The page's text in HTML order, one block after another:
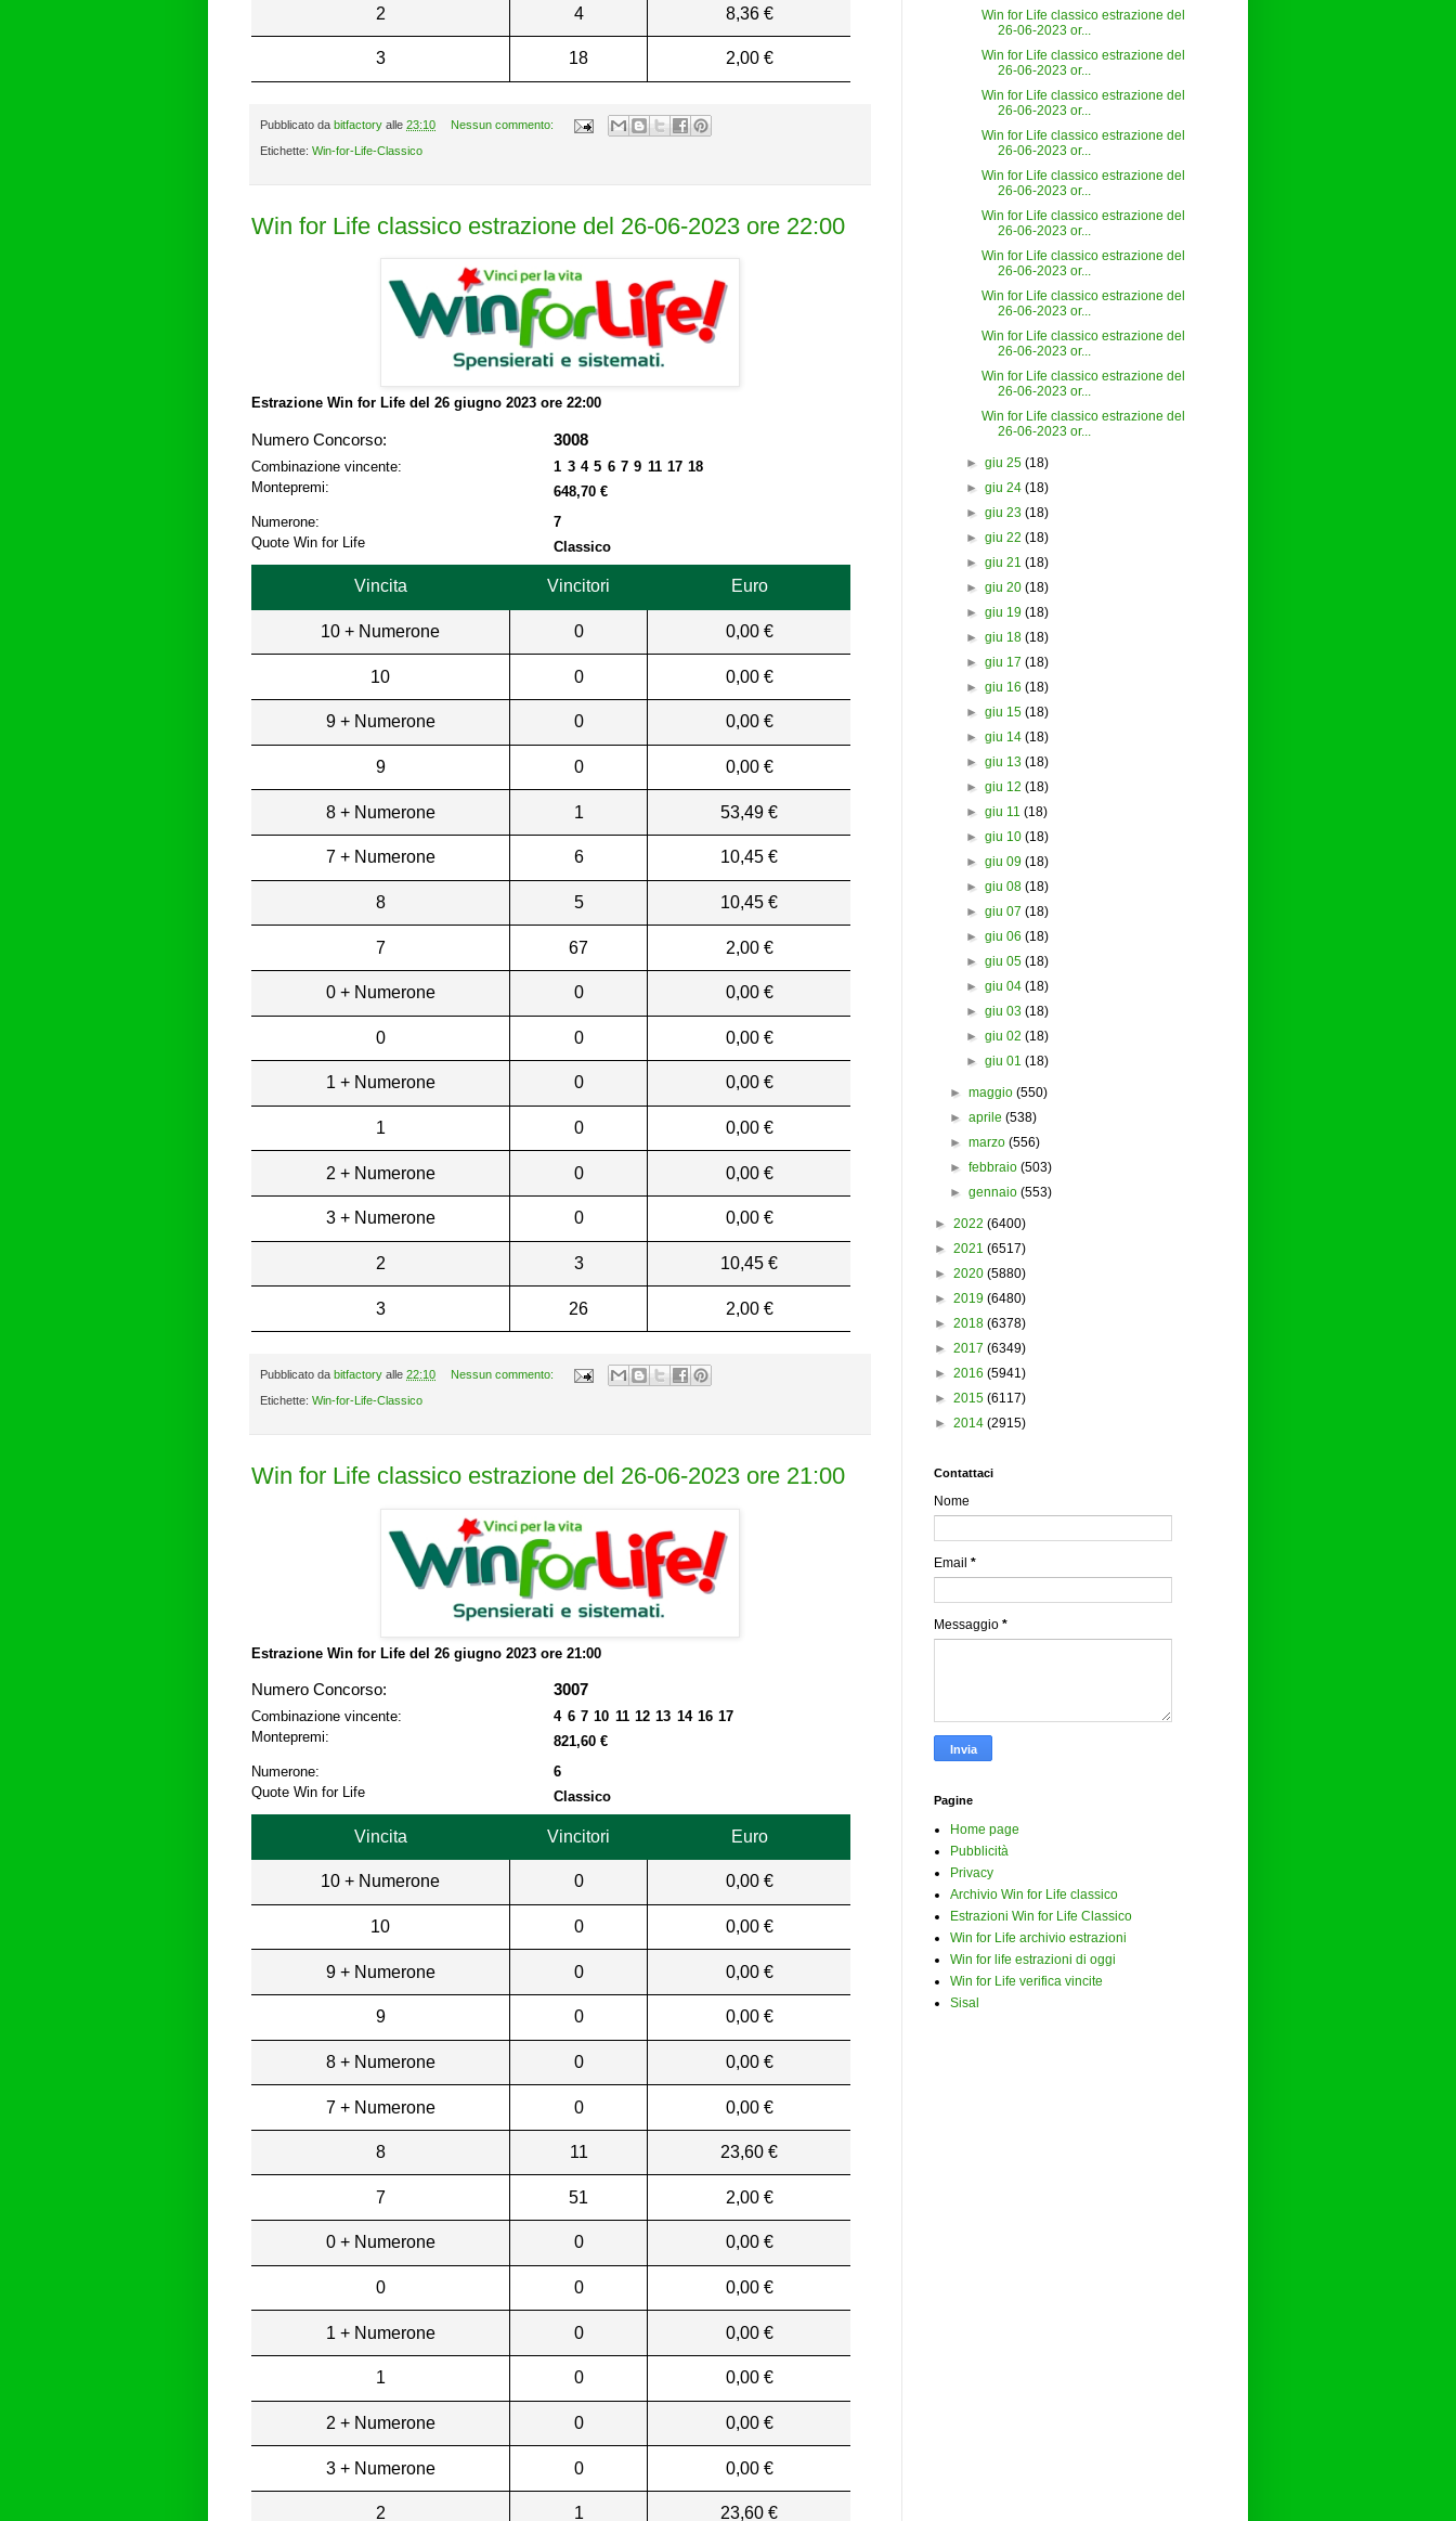
2 4 8,36 €
3 18 2,00 €
Pubblicato da bitfactory alle 23:10 Nessun commento:
Etichette: Win-for-Life-Classico
Win for Life classico estrazione del 26-06-2023 ore 22:00
Estrazione Win for Life del 26 giugno 2023 ore 22:00
Numero Concorso: 3008
Combinazione vincente:
1 3 4 5 6 7 9 11 17 18
Montepremi:
648,70 €
Numerone:
7
Quote Win for Life
Classico
Vincita Vincitori Euro
10 + Numerone 0 0,00 €
10 0 0,00 €
9 + Numerone 0 0,00 €
9 0 0,00 €
8 + Numerone 1 53,49 €
7 + Numerone 6 10,45 €
8 5 10,45 €
7 67 2,00 €
0 + Numerone 0 0,00 €
0 0 0,00 €
1 + Numerone 0 0,00 €
1 0 0,00 €
2 + Numerone 0 0,00 €
3 + Numerone 0 0,00 €
2 3 10,45 €
3 26 2,00 €
Pubblicato da bitfactory alle 22:10 Nessun commento:
Etichette: Win-for-Life-Classico
Win for Life classico estrazione del 26-06-2023 ore 21:00
Estrazione Win for Life del 26 giugno 2023 ore 21:00
Numero Concorso: 3007
Combinazione vincente:
4 6 7 10 11 12 13 14 16 17
Montepremi:
821,60 €
Numerone:
6
Quote Win for Life
Classico
Vincita Vincitori Euro
10 + Numerone 0 0,00 €
10 0 0,00 €
9 + Numerone 0 0,00 €
9 0 0,00 €
8 + Numerone 0 0,00 €
7 + Numerone 0 0,00 €
8 11 23,60 €
7 51 2,00 €
0 + Numerone 0 0,00 €
0 0 0,00 €
1 + Numerone 0 0,00 €
1 0 0,00 €
2 + Numerone 0 0,00 €
3 + Numerone 0 0,00 €
2 1 23,60 €
Win for Life classico estrazione del
26-06-2023 or...
Win for Life classico estrazione del
26-06-2023 or...
Win for Life classico estrazione del
26-06-2023 or...
Win for Life classico estrazione del
26-06-2023 or...
Win for Life classico estrazione del
26-06-2023 or...
Win for Life classico estrazione del
26-06-2023 or...
Win for Life classico estrazione del
26-06-2023 or...
Win for Life classico estrazione del
26-06-2023 or...
Win for Life classico estrazione del
26-06-2023 or...
Win for Life classico estrazione del
26-06-2023 or...
Win for Life classico estrazione del
26-06-2023 or...
► giu 25 (18)
► giu 24 (18)
► giu 23 (18)
► giu 22 (18)
► giu 21 (18)
► giu 20 (18)
► giu 19 (18)
► giu 18 (18)
► giu 17 (18)
► giu 16 (18)
► giu 15 (18)
► giu 14 (18)
► giu 13 (18)
► giu 12 (18)
► giu 11 (18)
► giu 10 (18)
► giu 09 (18)
► giu 08 (18)
► giu 07 (18)
► giu 06 (18)
► giu 05 (18)
► giu 04 (18)
► giu 03 (18)
► giu 02 (18)
► giu 01 (18)
►maggio (550)
►aprile (538)
►marzo (556)
►febbraio (503)
►gennaio (553)
► 2022 (6400)
► 2021 (6517)
► 2020 (5880)
► 2019 (6480)
► 2018 (6378)
► 2017 (6349)
► 2016 (5941)
► 2015 (6117)
► 2014 (2915)
Contattaci
Nome
Email *
Messaggio *
Pagine
Home page
Pubblicità
Privacy
Archivio Win for Life classico
Estrazioni Win for Life Classico
Win for Life archivio estrazioni
Win for life estrazioni di oggi
Win for Life verifica vincite
Sisal